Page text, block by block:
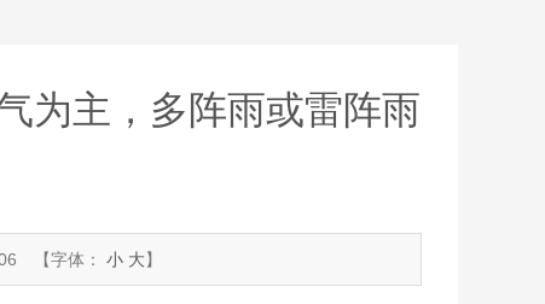
为主，多阵雨或雷阵雨
【字体：小 大】